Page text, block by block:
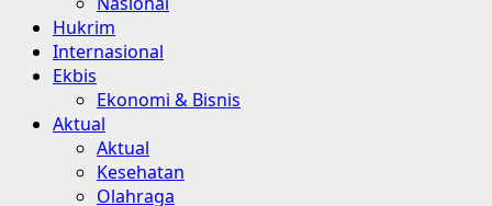
Hukrim
Internasional
Ekbis
Ekonomi & Bisnis
Aktual
Aktual
Kesehatan
Olahraga